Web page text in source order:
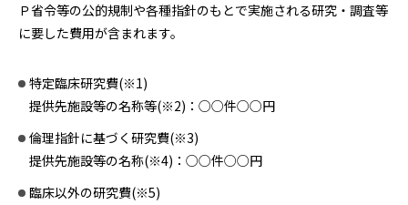
Ｐ省令等の公的規制や各種指針のもとで実施される研究・調査等
に要した費用が含まれます。
特定臨床研究費(※1)
提供先施設等の名称等(※2)：○○件○○円
倫理指針に基づく研究費(※3)
提供先施設等の名称(※4)：○○件○○円
臨床以外の研究費(※5)